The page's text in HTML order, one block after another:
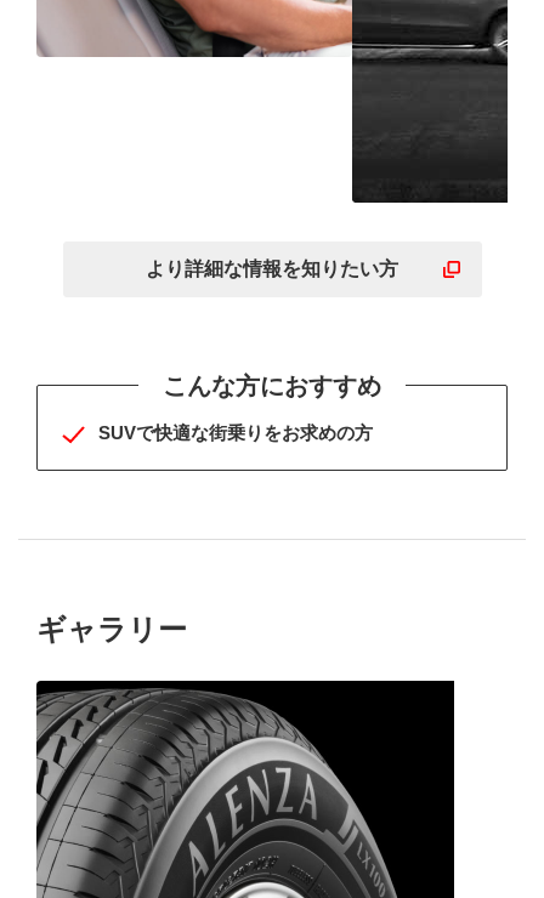
な乗り心地
より詳細な情報を知りたい方
こんな方におすすめ
SUVで快適な街乗りをお求めの方
ギャラリー